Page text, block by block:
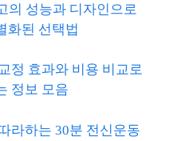
의 성능과 디자인으로
화된 선택법
정 효과와 비용 비교로
정보 모음
라하는 30분 전신운동